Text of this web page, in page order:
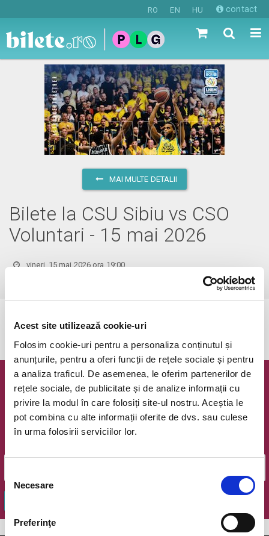
Acest site utilizează cookie-uri
Folosim cookie-uri pentru a personaliza conținutul și
anunțurile, pentru a oferi funcții de rețele sociale și pentru
a analiza traficul. De asemenea, le oferim partenerilor de
rețele sociale, de publicitate și de analize informații cu
privire la modul în care folosiți site-ul nostru. Aceștia le
pot combina cu alte informații oferite de dvs. sau culese
în urma folosirii serviciilor lor.
consimțământului
Necesare
Preferinţe
RO EN HU contact
MAI MULTE DETALII
Bilete la CSU Sibiu vs CSO
Voluntari - 15 mai 2026
vineri, 15 mai 2026 ora 19:00
vezi pe harta
Evenimentul a expirat.
Newsletter @ Bilete.ro
Oferte exclusive si o editie saptamanala cu cele mai noi
evenimente.